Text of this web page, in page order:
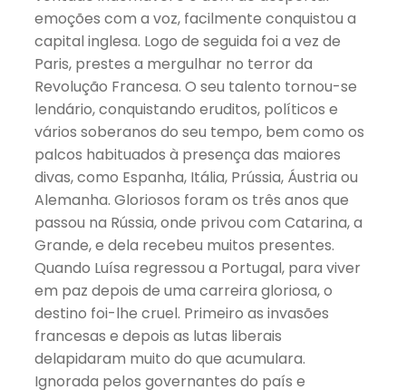
emoções com a voz, facilmente conquistou a
capital inglesa. Logo de seguida foi a vez de
Paris, prestes a mergulhar no terror da
Revolução Francesa. O seu talento tornou-se
lendário, conquistando eruditos, políticos e
vários soberanos do seu tempo, bem como os
palcos habituados à presença das maiores
divas, como Espanha, Itália, Prússia, Áustria ou
Alemanha. Gloriosos foram os três anos que
passou na Rússia, onde privou com Catarina, a
Grande, e dela recebeu muitos presentes.
Quando Luísa regressou a Portugal, para viver
em paz depois de uma carreira gloriosa, o
destino foi-lhe cruel. Primeiro as invasões
francesas e depois as lutas liberais
delapidaram muito do que acumulara.
Ignorada pelos governantes do país e